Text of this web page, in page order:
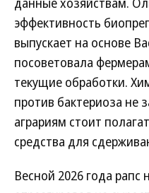
эффективность
выпускает на основе
посоветовала
текущие обработки.
против бактериоза не
аграриям стоит
средства для
Весной 2026 года рапс